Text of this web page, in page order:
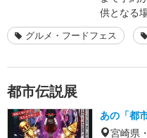
供となる
グルメ・フードフェス
都市伝説展
あの「都
宮崎県